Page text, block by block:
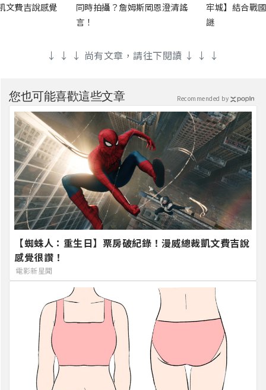
文費吉說感覺
同時拍攝？詹姆斯岡恩澄清謠
言！
牢城】結合戰
謎
↓ ↓ ↓ 尚有文章，請往下閱讀 ↓ ↓ ↓
您也可能喜歡這些文章
【蜘蛛人：重生日】票房破紀錄！漫威總裁凱文費吉說
感覺很讚！
電影新星聞
Recommended by